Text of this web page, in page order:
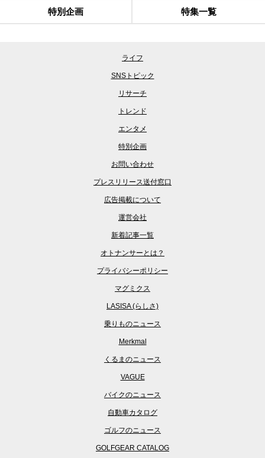
特別企画 特集一覧
ライフ
SNSトピック
リサーチ
トレンド
エンタメ
特別企画
お問い合わせ
プレスリリース送付窓口
広告掲載について
運営会社
新着記事一覧
オトナンサーとは？
プライバシーポリシー
マグミクス
LASISA (らしさ)
乗りものニュース
Merkmal
くるまのニュース
VAGUE
バイクのニュース
自動車カタログ
ゴルフのニュース
GOLFGEAR CATALOG